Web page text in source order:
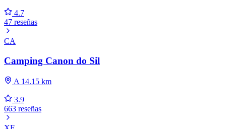
4.7
47 reseñas
CA
Camping Canon do Sil
A 14.15 km
3.9
663 reseñas